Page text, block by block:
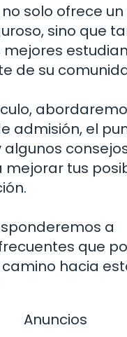
no solo ofrece
sino que
mejores
de su
admisión, el
algunos
mejorar tus
a
que
hacia
Anuncios